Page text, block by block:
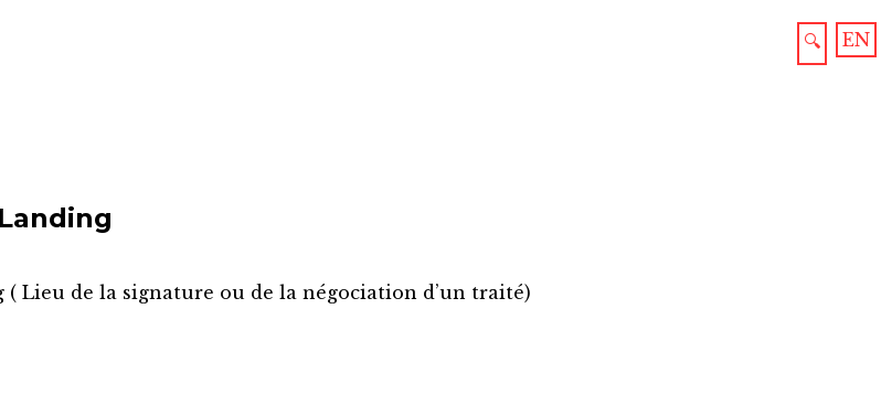
EN
🔍
( Lieu de la signature ou de la négociation d’un traité)